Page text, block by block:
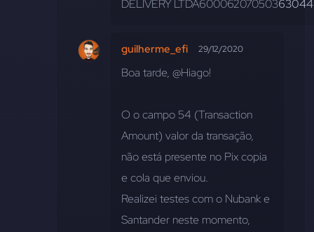
DELIVERY LTDA600062070503
guilherme_efi 29/12/2020
Boa tarde, @Hiago!
O o campo 54 (Transaction
Amount) valor da transação,
não está presente no Pix copia
e cola que enviou.
Realizei testes com o Nubank e
Santander neste momento,